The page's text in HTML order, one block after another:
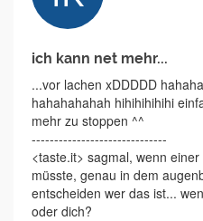
ich kann net mehr...
...vor lachen xDDDDD
hahahahahah hihihihihihi
mehr zu stoppen ^^
------------------------------
<taste.it> sagmal, wenn
müsste, genau in dem
entscheiden wer das ist...
oder dich?